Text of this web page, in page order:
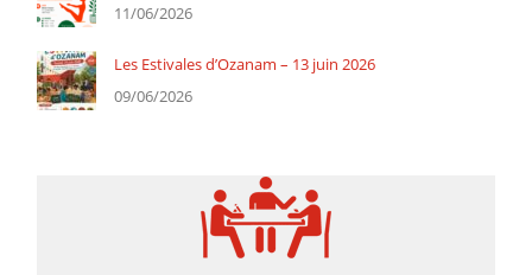
11/06/2026
Les Estivales d’Ozanam – 13 juin 2026
09/06/2026